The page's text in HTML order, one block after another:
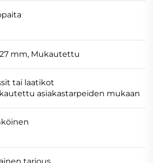
mm, Mukautettu
tai laatikot
asiakastarpeiden mukaan